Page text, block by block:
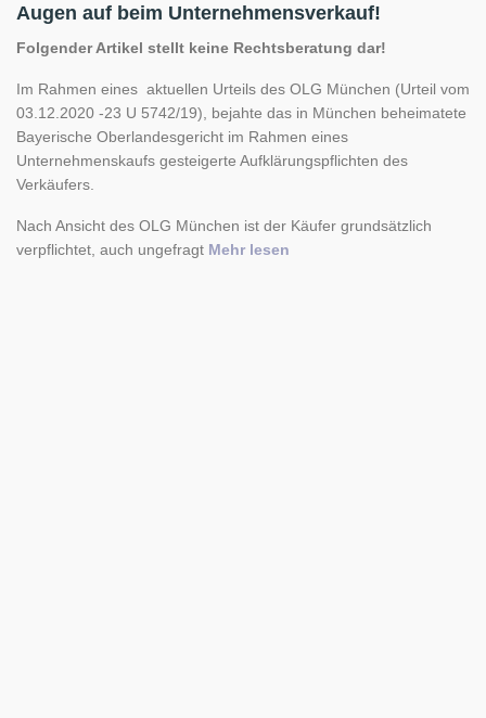
Augen auf beim Unternehmensverkauf!
Folgender Artikel stellt keine Rechtsberatung dar!
Im Rahmen eines aktuellen Urteils des OLG München (Urteil vom
03.12.2020 -23 U 5742/19), bejahte das in München beheimatete
Bayerische Oberlandesgericht im Rahmen eines
Unternehmenskaufs gesteigerte Aufklärungspflichten des
Verkäufers.
Nach Ansicht des OLG München ist der Käufer grundsätzlich
verpflichtet, auch ungefragt Mehr lesen